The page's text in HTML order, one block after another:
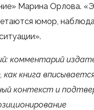
Марина Орлова.
юмор,
комментарий
как книга
контекст и